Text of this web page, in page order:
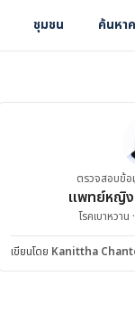
ชุมชน ค้นหา
ตรวจสอบข้อ
แพทย์หญิ
โรคเบาหวา
เขียนโดย Kanittha